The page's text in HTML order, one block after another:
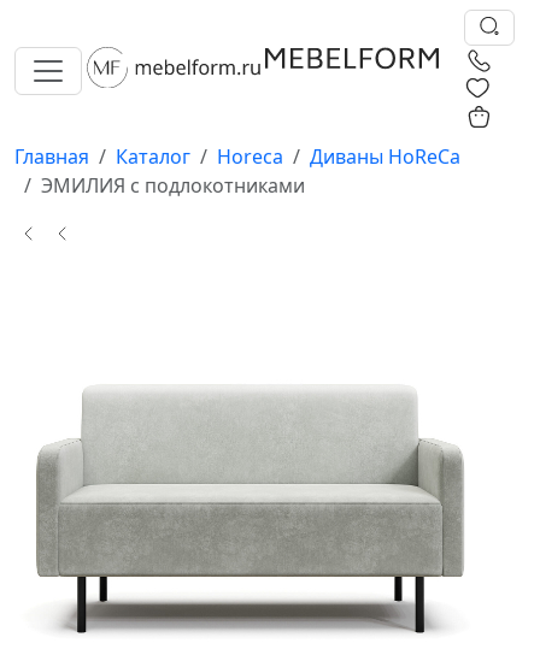
Главная Каталог Horeca
Диваны HoReCa
ЭМИЛИЯ с подлокотниками